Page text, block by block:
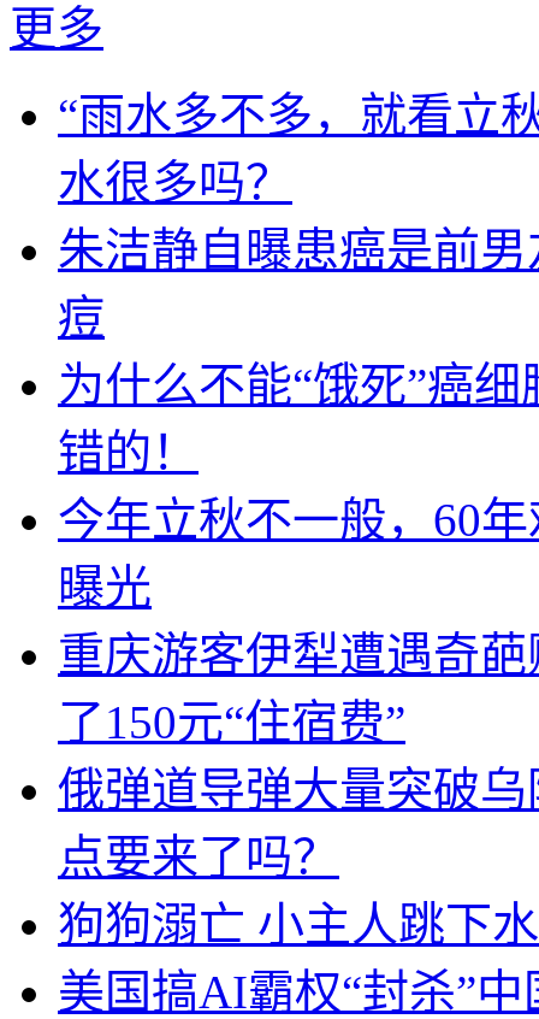
更多
“雨水多不多，就看立
水很多吗？
朱洁静自曝患癌是前
痘
为什么不能“饿死”癌
错的！
今年立秋不一般，60
曝光
重庆游客伊犁遭遇奇
了150元“住宿费”
俄弹道导弹大量突破
点要来了吗？
狗狗溺亡 小主人跳下
美国搞AI霸权“封杀”